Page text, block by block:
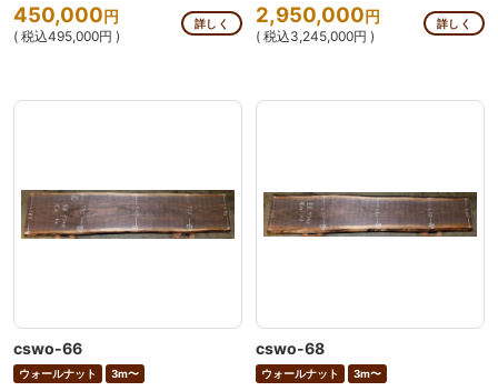
450,000円
( 税込495,000円 )
詳しく 2,950,000円
( 税込3,245,000円 )
詳しく
cswo-66
ウォールナット 3m〜
cswo-68
ウォールナット 3m〜